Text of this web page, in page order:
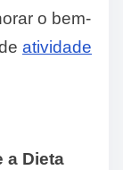
o bem-
atividade
a Dieta